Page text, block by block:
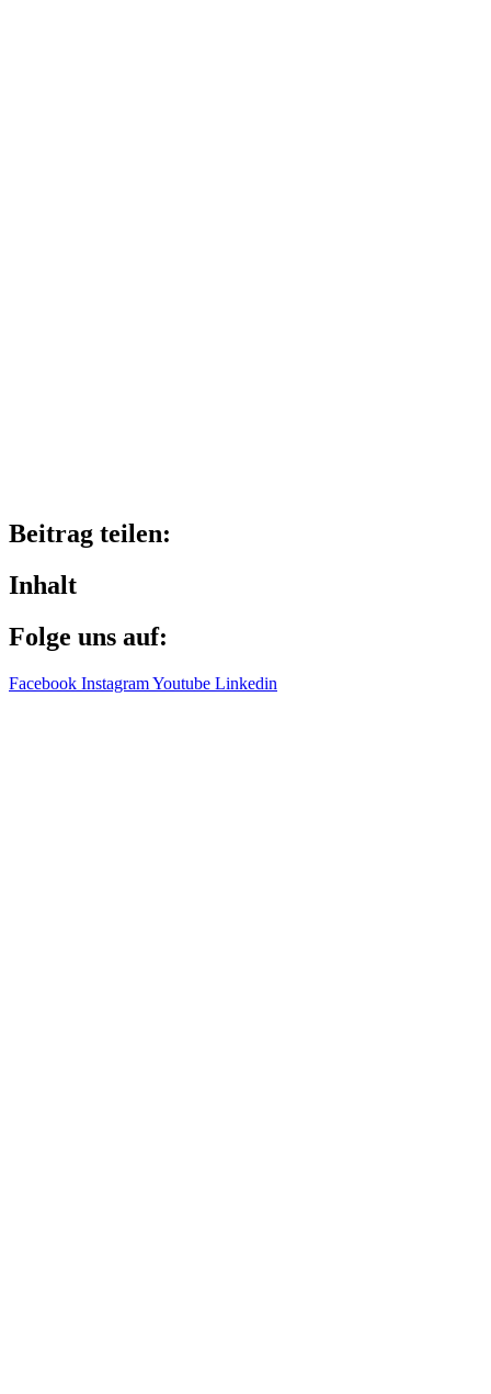
Beitrag teilen:
Inhalt
Folge uns auf:
Facebook InstagramYoutube Linkedin